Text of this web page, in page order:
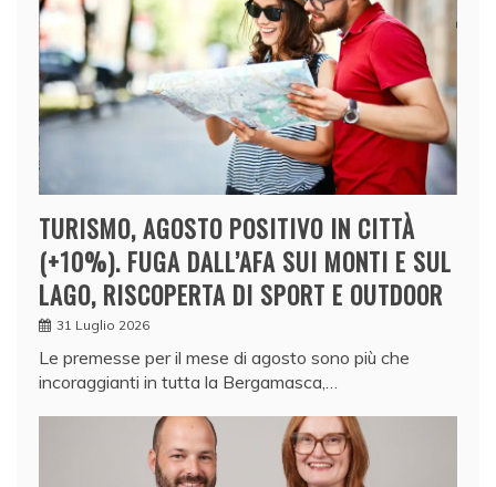
TURISMO, AGOSTO POSITIVO IN CITTÀ
(+10%). FUGA DALL’AFA SUI MONTI E SUL
LAGO, RISCOPERTA DI SPORT E OUTDOOR
31 Luglio 2026
Le premesse per il mese di agosto sono più che
incoraggianti in tutta la Bergamasca,…